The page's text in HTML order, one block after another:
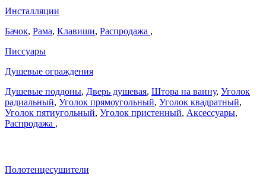
Инсталляции
Бачок, Рама, Клавиши, Распродажа ,
Писсуары
Душевые ограждения
Душевые поддоны, Дверь душевая, Штора на ванну, Уголок
радиальный, Уголок прямоугольный, Уголок квадратный,
Уголок пятиугольный, Уголок пристенный, Аксессуары,
Распродажа ,
Полотенцесушители